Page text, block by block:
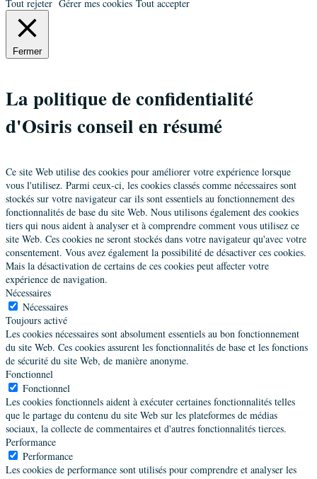
Tout rejeter Gérer mes cookies Tout accepter
Fermer
La politique de confidentialité
d'Osiris conseil en résumé
Ce site Web utilise des cookies pour améliorer votre expérience lorsque
vous l'utilisez. Parmi ceux-ci, les cookies classés comme nécessaires sont
stockés sur votre navigateur car ils sont essentiels au fonctionnement des
fonctionnalités de base du site Web. Nous utilisons également des cookies
tiers qui nous aident à analyser et à comprendre comment vous utilisez ce
site Web. Ces cookies ne seront stockés dans votre navigateur qu'avec votre
consentement. Vous avez également la possibilité de désactiver ces cookies.
Mais la désactivation de certains de ces cookies peut affecter votre
expérience de navigation.
Nécessaires
Nécessaires
Toujours activé
Les cookies nécessaires sont absolument essentiels au bon fonctionnement
du site Web. Ces cookies assurent les fonctionnalités de base et les fonctions
de sécurité du site Web, de manière anonyme.
Fonctionnel
Fonctionnel
Les cookies fonctionnels aident à exécuter certaines fonctionnalités telles
que le partage du contenu du site Web sur les plateformes de médias
sociaux, la collecte de commentaires et d'autres fonctionnalités tierces.
Performance
Performance
Les cookies de performance sont utilisés pour comprendre et analyser les